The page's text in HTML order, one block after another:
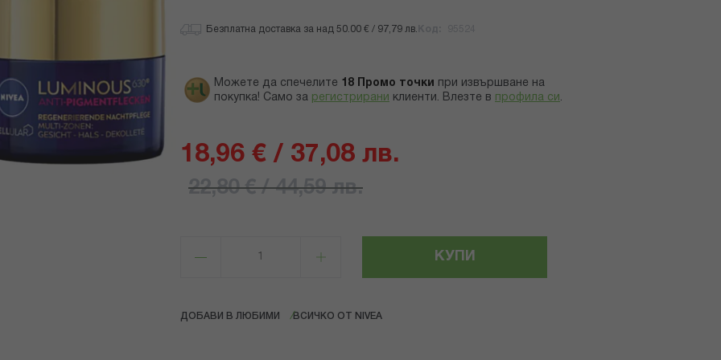
Безплатна доставка за над 50.00 € / 97,79 лв.
Можете да спечелите 18 Промо точки
при извършване на
покупка! Само за регистрирани клиенти. Влезте в профила си .
18,96 € / 37,08 лв.
22,80 € / 44,59 лв.
КУПИ
ДОБАВИ В ЛЮБИМИ ВСИЧКО ОТ NIVEA